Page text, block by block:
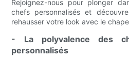
Rejoignez-nous pour plonger
chefs personnalisés et
rehausser votre look avec le
- La polyvalence des
personnalisés